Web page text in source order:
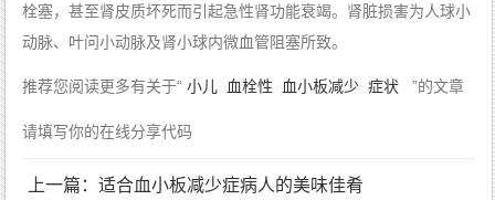
栓塞，甚至肾皮质坏死而引起急性肾功能衰竭。肾脏损害为人球小
动脉、叶问小动脉及肾小球内微血管阻塞所致。
推荐您阅读更多有关于“小儿 血栓性 血小板减少 症状 ”的文章
请填写你的在线分享代码
上一篇：适合血小板减少症病人的美味佳肴